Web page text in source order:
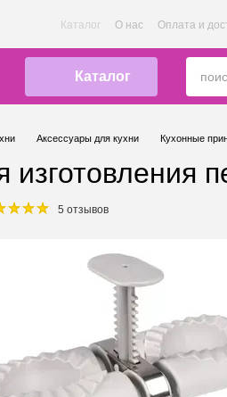
Каталог О нас Оплата и
Каталог
Аксессуары для кухни Кухонные
5 отзывов